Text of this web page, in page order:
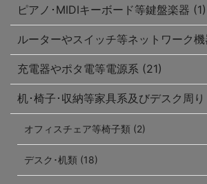
ピアノ･MIDIキーボード等鍵盤楽器 (1)
ルーターやスイッチ等ネットワーク
充電器やポタ電等電源系 (21)
机･椅子･収納等家具系及びデスク周
オフィスチェア等椅子類 (2)
デスク･机類 (18)